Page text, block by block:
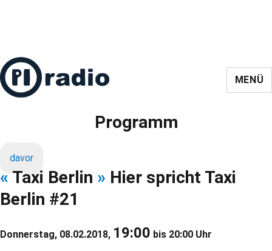
MENÜ
Programm
davor
« Taxi Berlin » Hier spricht Taxi
Berlin #21
Donnerstag, 08.02.2018, 19:00 bis 20:00 Uhr